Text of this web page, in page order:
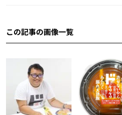
この記事の画像一覧